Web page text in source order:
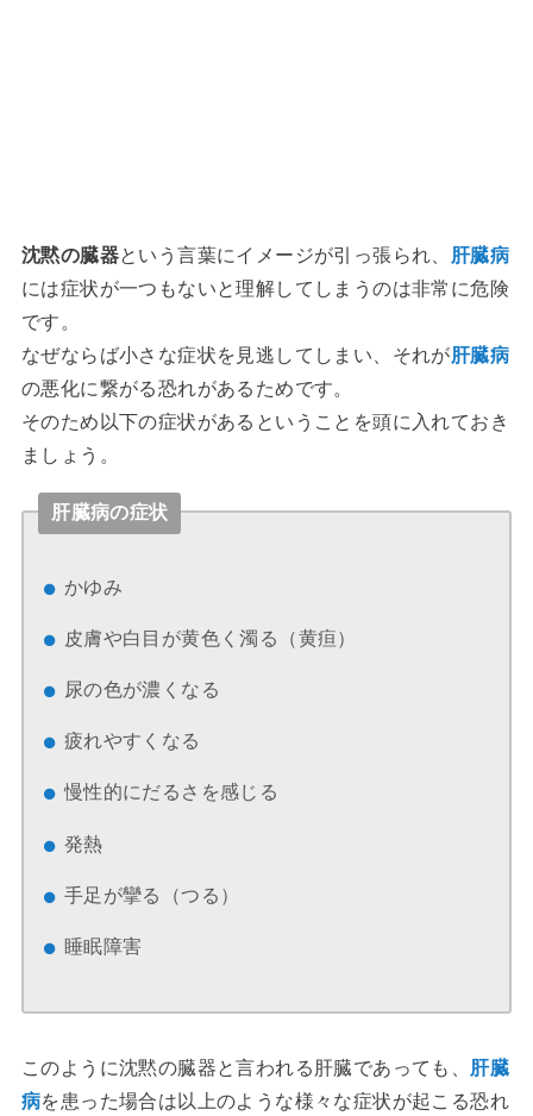
沈黙の臓器という言葉にイメージが引っ張られ、 肝臓病
には症状が一つもないと理解してしまうのは非常に危険
です。
なぜならば小さな症状を見逃してしまい、それが肝臓病
の悪化に繋がる恐れがあるためです。
そのため以下の症状があるということを頭に入れておき
ましょう。
肝臓病の症状
かゆみ
皮膚や白目が黄色く濁る（黄疸）
尿の色が濃くなる
疲れやすくなる
慢性的にだるさを感じる
発熱
手足が攣る（つる）
睡眠障害
このように沈黙の臓器と言われる肝臓であっても、 肝臓
病を患った場合は以上のような様々な症状が起こる恐れ